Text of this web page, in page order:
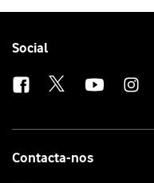
Follow
Social
Contacta-nos